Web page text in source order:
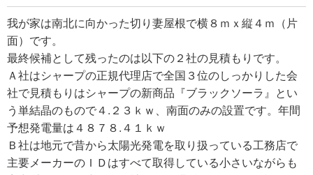
我が家は南北に向かった切り妻屋根で横８ｍｘ縦４ｍ（片
面）です。
最終候補として残ったのは以下の２社の見積もりです。
Ａ社はシャープの正規代理店で全国３位のしっかりした会
社で見積もりはシャープの新商品『ブラックソーラ』とい
う単結晶のもので４.２３ｋｗ、南面のみの設置です。年間
予想発電量は４８７８.４１ｋｗ
Ｂ社は地元で昔から太陽光発電を取り扱っている工務店で
主要メーカーのＩＤはすべて取得している小さいながらも